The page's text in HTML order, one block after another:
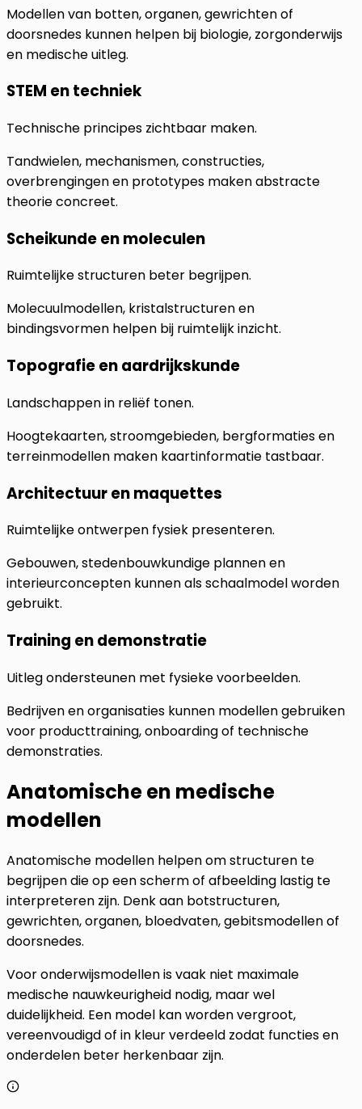
Modellen van botten, organen, gewrichten of
doorsnedes kunnen helpen bij biologie, zorgonderwijs
en medische uitleg.
STEM en techniek
Technische principes zichtbaar maken.
Tandwielen, mechanismen, constructies,
overbrengingen en prototypes maken abstracte
theorie concreet.
Scheikunde en moleculen
Ruimtelijke structuren beter begrijpen.
Molecuulmodellen, kristalstructuren en
bindingsvormen helpen bij ruimtelijk inzicht.
Topografie en aardrijkskunde
Landschappen in reliëf tonen.
Hoogtekaarten, stroomgebieden, bergformaties en
terreinmodellen maken kaartinformatie tastbaar.
Architectuur en maquettes
Ruimtelijke ontwerpen fysiek presenteren.
Gebouwen, stedenbouwkundige plannen en
interieurconcepten kunnen als schaalmodel worden
gebruikt.
Training en demonstratie
Uitleg ondersteunen met fysieke voorbeelden.
Bedrijven en organisaties kunnen modellen gebruiken
voor producttraining, onboarding of technische
demonstraties.
Anatomische en medische
modellen
Anatomische modellen helpen om structuren te
begrijpen die op een scherm of afbeelding lastig te
interpreteren zijn. Denk aan botstructuren,
gewrichten, organen, bloedvaten, gebitsmodellen of
doorsnedes.
Voor onderwijsmodellen is vaak niet maximale
medische nauwkeurigheid nodig, maar wel
duidelijkheid. Een model kan worden vergroot,
vereenvoudigd of in kleur verdeeld zodat functies en
onderdelen beter herkenbaar zijn.